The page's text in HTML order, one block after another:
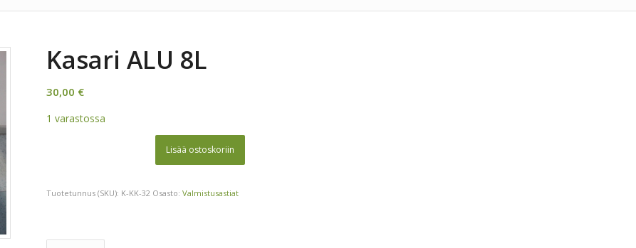
Kasari ALU 8L
30,00 €
1 varastossa
Lisää ostoskoriin
Tuotetunnus (SKU): K-KK-32 Osasto:Valmistusastiat